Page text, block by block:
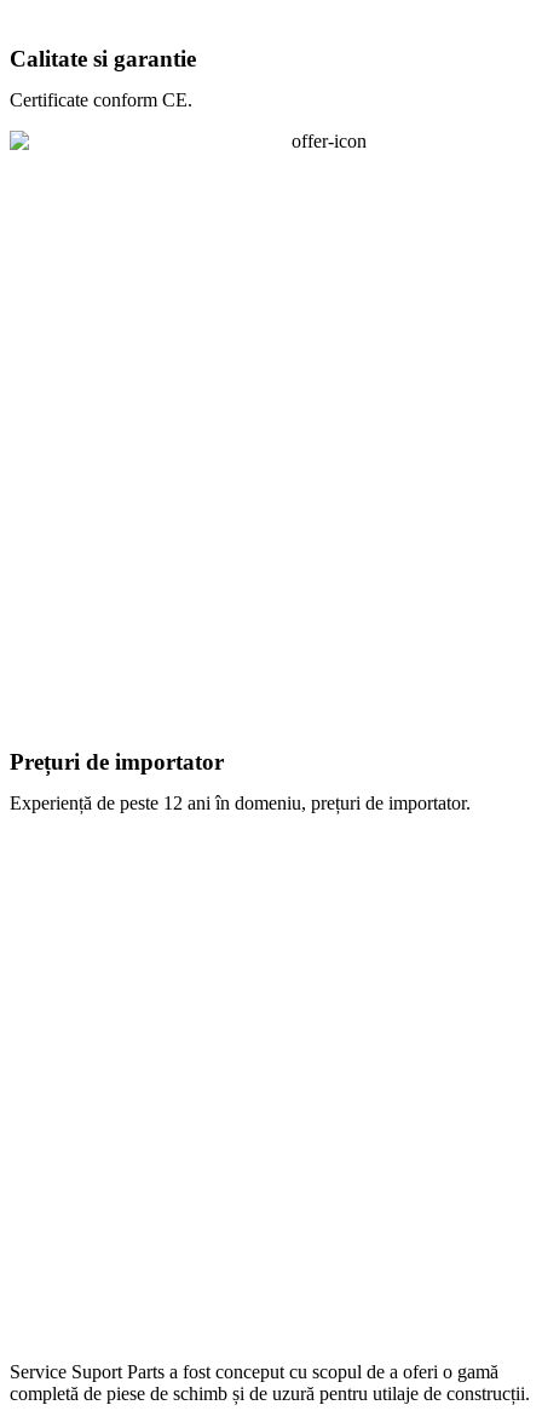
Calitate si garantie
Certificate conform CE.
Prețuri de importator
Experiență de peste 12 ani în domeniu, prețuri de importator.
Service Suport Parts a fost conceput cu scopul de a oferi o gamă
completă de piese de schimb și de uzură pentru utilaje de construcții.